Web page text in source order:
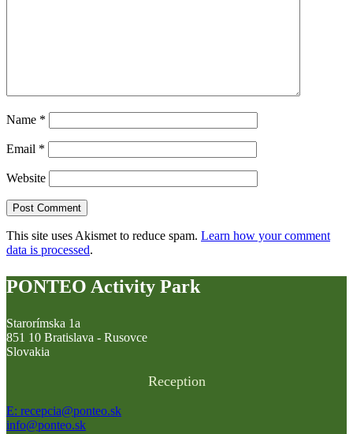
Name *
Email *
Website
This site uses Akismet to reduce spam. Learn how your comment
data is processed.
PONTEO Activity Park
Starorímska 1a
851 10 Bratislava - Rusovce
Slovakia
Reception
E: recepcia@ponteo.sk
info@ponteo.sk